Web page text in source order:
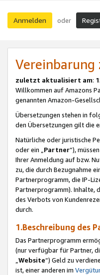
Anmelden oder
Vereinbarung
zuletzt aktualisiert am:
Willkommen auf Amazons
genannten Amazon-
Übersetzungen stehen in
den Übersetzungen gilt die
Natürliche oder juristische
oder ein „Partner“),
Ihrer Anmeldung auf bzw.
zu, die durch Bezugnahme
Partnerprogramm, die IP-
Partnerprogramm). Inhalte,
des Verbots von
durch.
1.Beschreibung des
Das Partnerprogramm
(nur verfügbar für Partner,
Website“) Geld zu
ist, einer anderen im